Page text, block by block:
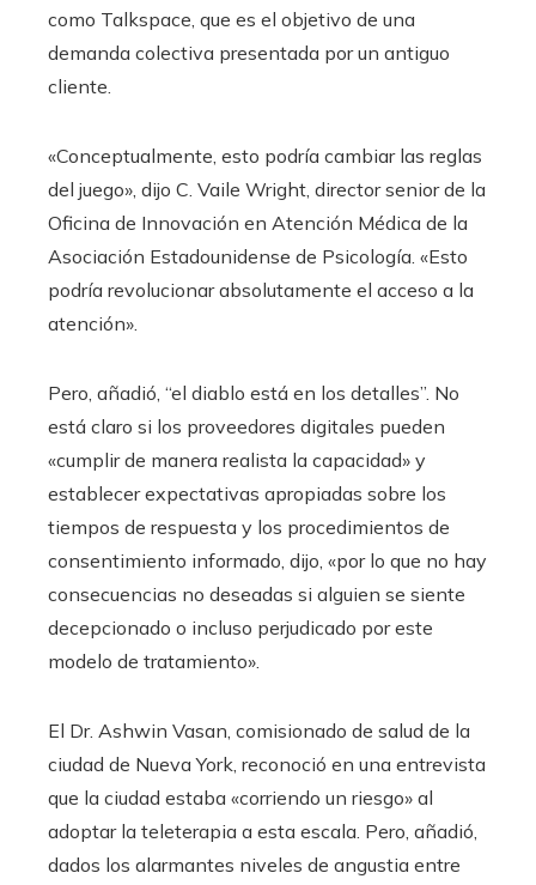
como Talkspace, que es el objetivo de una
demanda colectiva presentada por un antiguo
cliente.
«Conceptualmente, esto podría cambiar las reglas
del juego», dijo C. Vaile Wright, director senior de la
Oficina de Innovación en Atención Médica de la
Asociación Estadounidense de Psicología. «Esto
podría revolucionar absolutamente el acceso a la
atención».
Pero, añadió, “el diablo está en los detalles”. No
está claro si los proveedores digitales pueden
«cumplir de manera realista la capacidad» y
establecer expectativas apropiadas sobre los
tiempos de respuesta y los procedimientos de
consentimiento informado, dijo, «por lo que no hay
consecuencias no deseadas si alguien se siente
decepcionado o incluso perjudicado por este
modelo de tratamiento».
El Dr. Ashwin Vasan, comisionado de salud de la
ciudad de Nueva York, reconoció en una entrevista
que la ciudad estaba «corriendo un riesgo» al
adoptar la teleterapia a esta escala. Pero, añadió,
dados los alarmantes niveles de angustia entre